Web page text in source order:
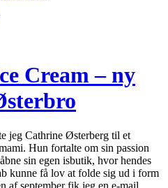
Cream – ny
jeg Cathrine Østerberg til et
Hun fortalte om sin passion
sin egen isbutik, hvor hendes
kunne få lov at folde sig ud i form
af september fik jeg en e-mail